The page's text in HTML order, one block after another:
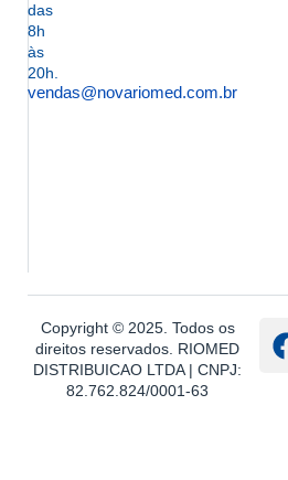
das
8h
às
20h.
vendas@novariomed.com.br
Copyright © 2025. Todos os
direitos reservados. RIOMED
DISTRIBUICAO LTDA | CNPJ:
82.762.824/0001-63